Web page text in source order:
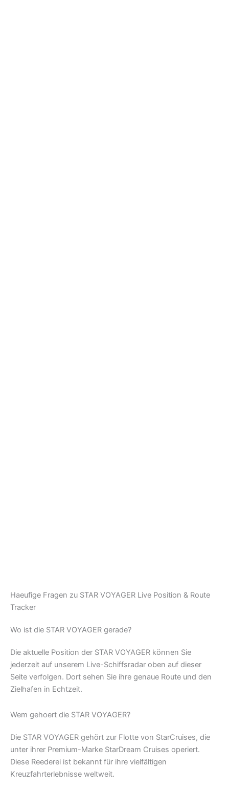
Haeufige Fragen zu STAR VOYAGER Live Position & Route
Tracker
Wo ist die STAR VOYAGER gerade?
Die aktuelle Position der STAR VOYAGER können Sie
jederzeit auf unserem Live-Schiffsradar oben auf dieser
Seite verfolgen. Dort sehen Sie ihre genaue Route und den
Zielhafen in Echtzeit.
Wem gehoert die STAR VOYAGER?
Die STAR VOYAGER gehört zur Flotte von StarCruises, die
unter ihrer Premium-Marke StarDream Cruises operiert.
Diese Reederei ist bekannt für ihre vielfältigen
Kreuzfahrterlebnisse weltweit.